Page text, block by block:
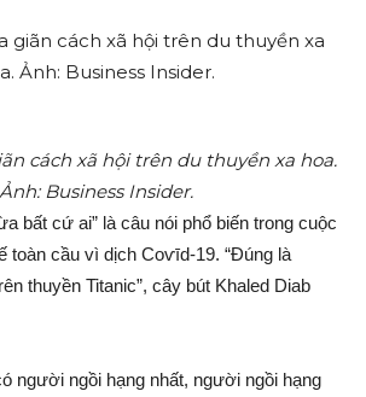
cách xã hội trên du thuyền xa hoa.
Ảnh: Business Insider.
bấ‌t cứ ai” là câu nói phổ biến trong cuộc
toàn cầu vì dịc‌h Coѵīd-19. “Đúng là
thuyền Titanic”, cây bút Khaled Diab
người ngồi hạng nhất, người ngồi hạng